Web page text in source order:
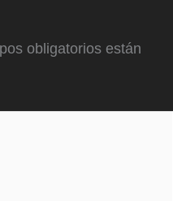
obligatorios están